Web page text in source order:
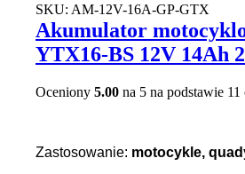
SKU: AM-12V-16A-GP-GTX
Akumulator
YTX16-BS 12V 14Ah
Oceniony 5.00 na 5 na podstawie 11
Zastosowanie: motocykle,